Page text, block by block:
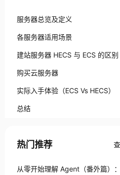
服务器总览及定义
各服务器适用场景
建站服务器 HECS 与 ECS 的区别
购买云服务器
实际入手体验（ECS Vs HECS）
总结
热门推荐
从零开始理解 Agent（番外篇）